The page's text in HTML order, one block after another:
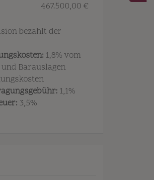
467.500,00 €
bezahlt der
1,8% vom
und Barauslagen
1,1%
3,5%